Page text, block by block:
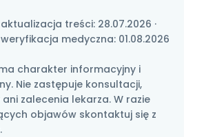
treści: 28.07.2026 ·
medyczna: 01.08.2026
charakter informacyjny i
Nie zastępuje konsultacji,
zalecenia lekarza. W razie
objawów skontaktuj się z